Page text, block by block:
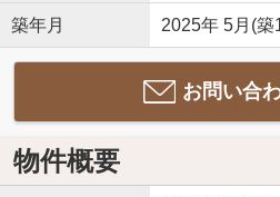
築年月 2025年 5月(築
お問い合
物件概要